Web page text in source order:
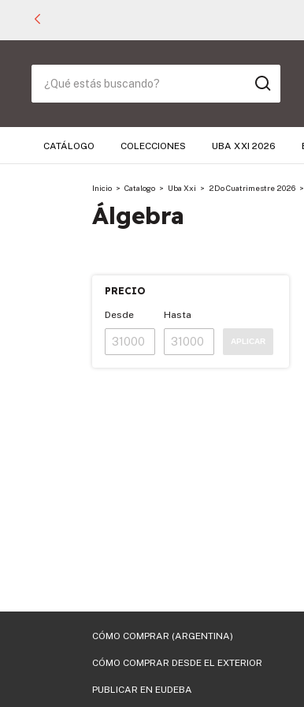
CATÁLOGO COLECCIONES UBA XXI 2026
Inicio > Catalogo > Uba Xxi > 2Do Cuatrimestre 2026 >
Álgebra
PRECIO
Desde Hasta
APLICAR
CÓMO COMPRAR (ARGENTINA)
CÓMO COMPRAR DESDE EL EXTERIOR
PUBLICAR EN EUDEBA